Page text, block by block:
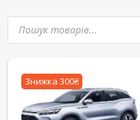
Знижка 300₴